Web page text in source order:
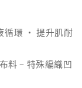
循環 ‧ 提升肌耐
料 – 特殊編織凹